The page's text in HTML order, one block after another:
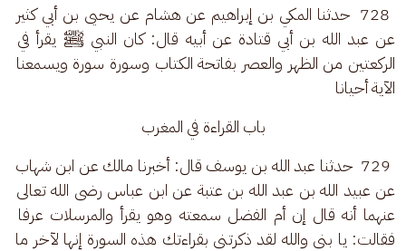
728  حدثنا المكي بن إبراهيم عن هشام عن يحيى بن أبي كثير
عن عبد الله بن أبي قتادة عن أبيه قال: كان النبي ﷺ يقرأ في
الركعتين من الظهر والعصر بفاتحة الكتاب وسورة سورة ويسمعنا
الآية أحيانا
باب القراءة في المغرب
729  حدثنا عبد الله بن يوسف قال: أخبرنا مالك عن ابن شهاب
عن عبيد الله بن عبد الله بن عتبة عن ابن عباس رضى الله تعالى
عنهما أنه قال إن أم الفضل سمعته وهو يقرأ والمرسلات عرفا
فقالت: يا بني والله لقد ذكرتني بقراءتك هذه السورة إنها لآخر ما